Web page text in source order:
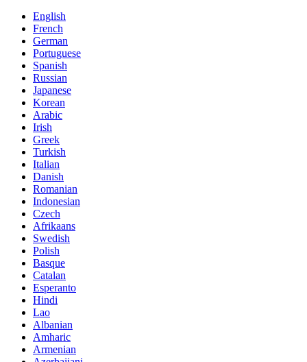
English
French
German
Portuguese
Spanish
Russian
Japanese
Korean
Arabic
Irish
Greek
Turkish
Italian
Danish
Romanian
Indonesian
Czech
Afrikaans
Swedish
Polish
Basque
Catalan
Esperanto
Hindi
Lao
Albanian
Amharic
Armenian